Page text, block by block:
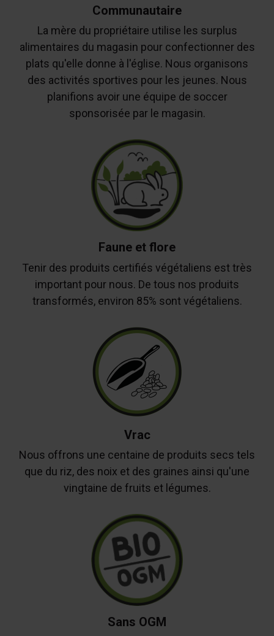
Communautaire
La mère du propriétaire utilise les surplus
alimentaires du magasin pour confectionner des
plats qu'elle donne à l'église. Nous organisons
des activités sportives pour les jeunes. Nous
planifions avoir une équipe de soccer
sponsorisée par le magasin.
Faune et flore
Tenir des produits certifiés végétaliens est très
important pour nous. De tous nos produits
transformés, environ 85% sont végétaliens.
Vrac
Nous offrons une centaine de produits secs tels
que du riz, des noix et des graines ainsi qu'une
vingtaine de fruits et légumes.
Sans OGM